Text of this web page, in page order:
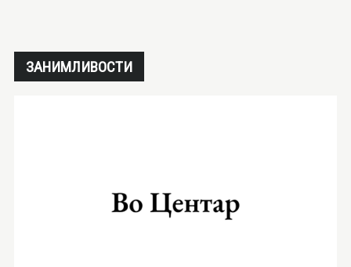
ЗАНИМЛИВОСТИ